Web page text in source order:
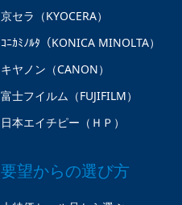
京セラ（KYOCERA）
ｺﾆｶﾐﾉﾙﾀ（KONICA MINOLTA）
キヤノン（CANON）
富士フイルム（FUJIFILM）
日本エイチピー（ＨＰ）
要望からの選び方